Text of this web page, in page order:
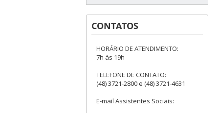
CONTATOS
HORÁRIO DE ATENDIMENTO:
7h às 19h
TELEFONE DE CONTATO:
(48) 3721-2800 e (48) 3721-4631
E-mail Assistentes Sociais: